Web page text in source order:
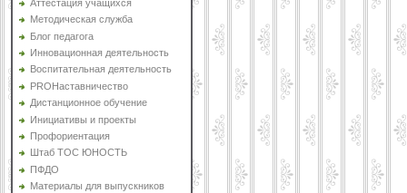
Аттестация учащихся
Методическая служба
Блог педагога
Инновационная деятельность
Воспитательная деятельность
PROНаставничество
Дистанционное обучение
Инициативы и проекты
Профориентация
Штаб ТОС ЮНОСТЬ
ПФДО
Материалы для выпускников